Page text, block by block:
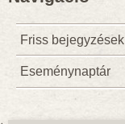
Friss bejegyzések
Eseménynaptár